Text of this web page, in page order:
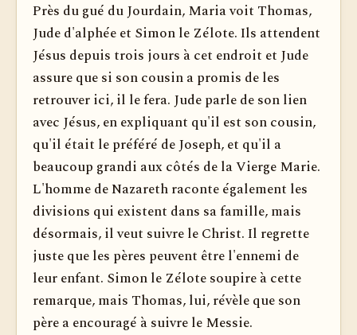
Près du gué du Jourdain, Maria voit Thomas,
Jude d'alphée et Simon le Zélote. Ils attendent
Jésus depuis trois jours à cet endroit et Jude
assure que si son cousin a promis de les
retrouver ici, il le fera. Jude parle de son lien
avec Jésus, en expliquant qu'il est son cousin,
qu'il était le préféré de Joseph, et qu'il a
beaucoup grandi aux côtés de la Vierge Marie.
L'homme de Nazareth raconte également les
divisions qui existent dans sa famille, mais
désormais, il veut suivre le Christ. Il regrette
juste que les pères peuvent être l'ennemi de
leur enfant. Simon le Zélote soupire à cette
remarque, mais Thomas, lui, révèle que son
père a encouragé à suivre le Messie.